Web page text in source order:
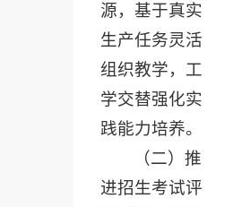
源，基于真实
生产任务灵活
组织教学，工
学交替强化实
践能力培养。
（二）推
进招生考试评